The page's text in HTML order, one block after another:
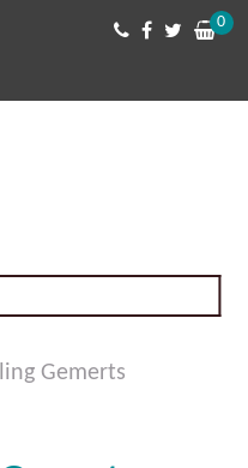
0
Gemerts